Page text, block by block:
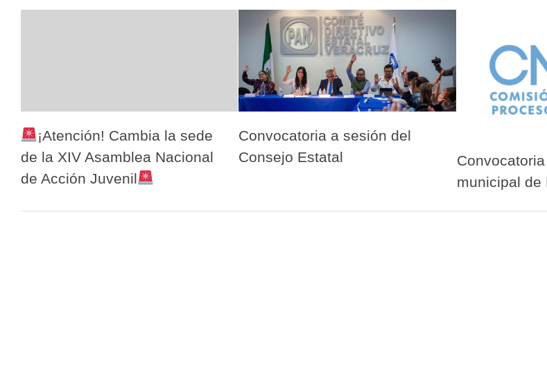
¡Atención! Cambia la sede
de la XIV Asamblea Nacional
de Acción Juvenil
Convocatoria a sesión del
Consejo Estatal
municipal de